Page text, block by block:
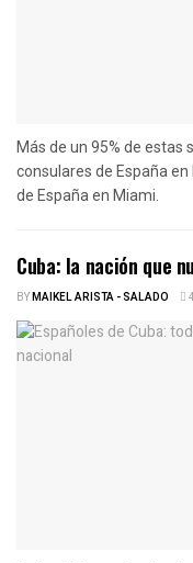
Más de un 95% de estas
consulares de España en
de España en Miami.
Cuba: la nación que
BYMAIKEL ARISTA - SALADO